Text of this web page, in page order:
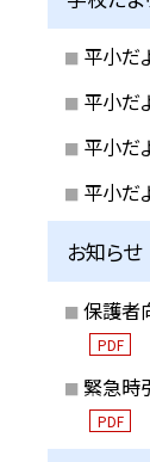
平小だ
平小だ
平小だ
平小だ
お知らせ
保護者
PDF
緊急時
PDF